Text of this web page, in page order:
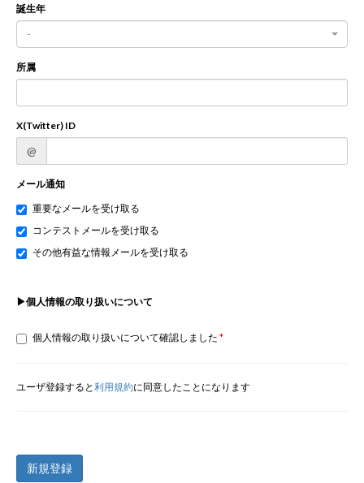
誕生年
-
所属
X(Twitter) ID
@
メール通知
重要なメールを受け取る
コンテストメールを受け取る
その他有益な情報メールを受け取る
▶個人情報の取り扱いについて
個人情報の取り扱いについて確認しました
ユーザ登録すると利用規約に同意したことになります
新規登録